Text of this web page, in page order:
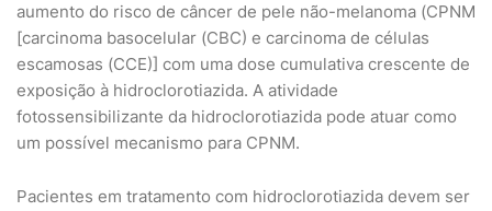
aumento do risco de câncer de pele não-melanoma (CPNM
[carcinoma basocelular (CBC) e carcinoma de células
escamosas (CCE)] com uma dose cumulativa crescente de
exposição à hidroclorotiazida. A atividade
fotossensibilizante da hidroclorotiazida pode atuar como
um possível mecanismo para CPNM.
Pacientes em tratamento com hidroclorotiazida devem ser